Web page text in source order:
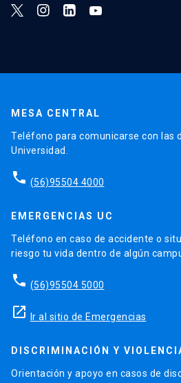
MESA CENTRAL
Teléfono para comunicarse con las
Universidad.
phone (56)95504 4000
EMERGENCIAS UC
Teléfono en caso de accidente o
riesgo tu vida dentro de algún
phone (56)95504 5000
launch Ir al sitio de Emergencias
DISCRIMINACIÓN Y
Orientación y apoyo en casos de